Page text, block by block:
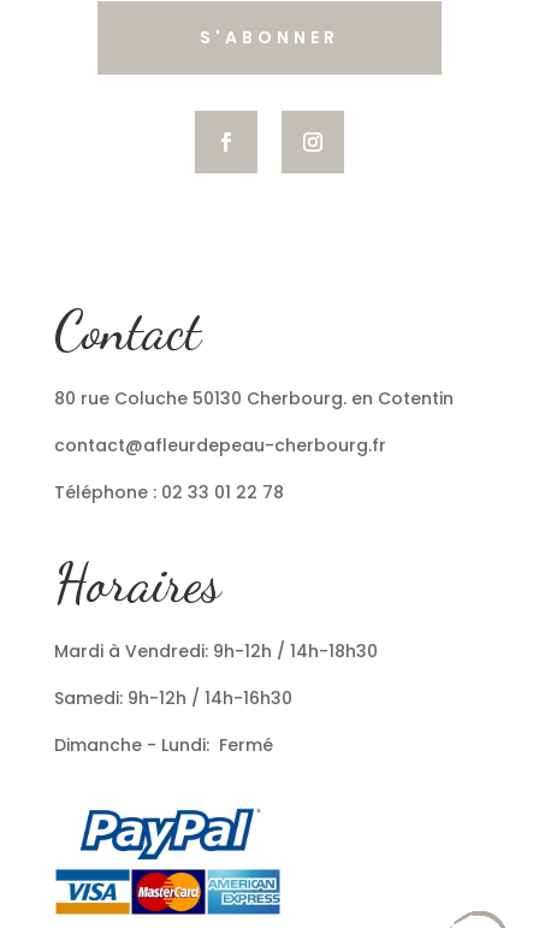
S'ABONNER
Contact
80 rue Coluche 50130 Cherbourg. en Cotentin
contact@afleurdepeau-cherbourg.fr
Téléphone : 02 33 01 22 78
Horaires
Mardi à Vendredi: 9h-12h / 14h-18h30
Samedi: 9h-12h / 14h-16h30
Dimanche - Lundi: Fermé